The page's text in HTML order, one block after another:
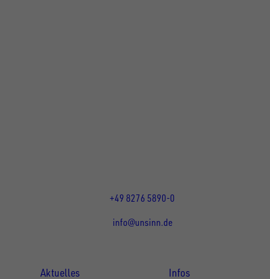
+49 8276 5890-0
info@unsinn.de
Aktuelles Infos